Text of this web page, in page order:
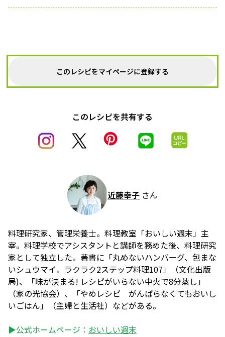
このレシピをマイページに登録する
このレシピを共有する
近藤幸子 さん
料理研究家、管理栄養士。料理教室「おいしい週末」主
宰。料理学校でアシスタントと講師を務めた後、料理研究
家として独立した。著書に「丸めないハンバーグ、包まな
いシュウマイ。ラクラク2ステップ料理107」（文化出版
局)、「味が決まる! レシピがいらない中火で8分蒸し」
（家の光協会）、「やめレシピ がんばらなくてもおいし
いごはん」（主婦と生活社）などがある。
▶公式ホームページ： おいしい週末